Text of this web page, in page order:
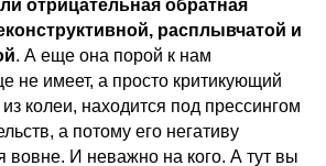
отрицательная обратная
расплывчатой и
. А еще она порой к нам
не имеет, а просто критикующий
колеи, находится под прессингом
а потому его негативу
вовне. И неважно на кого. А тут вы